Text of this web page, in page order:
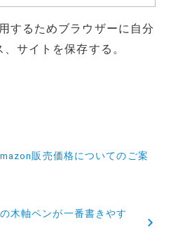
するためブラウザーに自分
サイトを保存する。
販売価格についてのご案
木軸ペンが一番書きやす